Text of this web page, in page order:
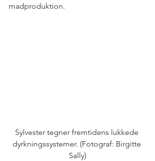
madproduktion.
Sylvester tegner fremtidens lukkede
dyrkningssystemer. (Fotograf: Birgitte
Sally)